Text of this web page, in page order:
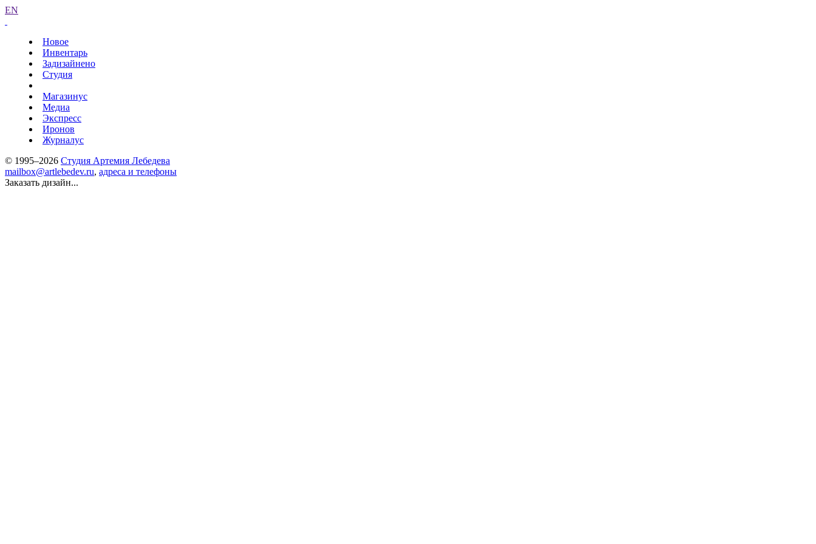
EN
Новое
Инвентарь
Задизайнено
Студия
Магазинус
Медиа
Экспресс
Иронов
Журналус
© 1995–2026 Студия Артемия Лебедева
mailbox@artlebedev.ru, адреса и телефоны
Заказать дизайн...